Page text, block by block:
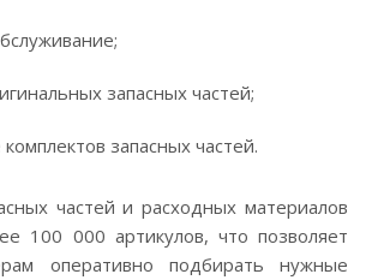
запасных частей;
запасных частей.
частей и расходных материалов
100 000 артикулов, что позволяет
оперативно подбирать нужные